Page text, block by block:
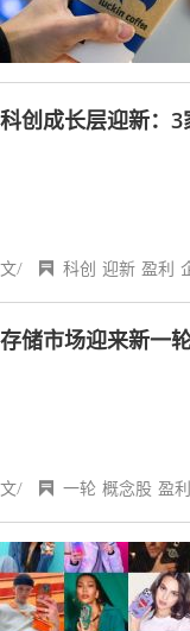
科创成长层迎新：
文/ 科创 迎新 盈利
存储市场迎来新一
文/ 一轮 概念股 盈利